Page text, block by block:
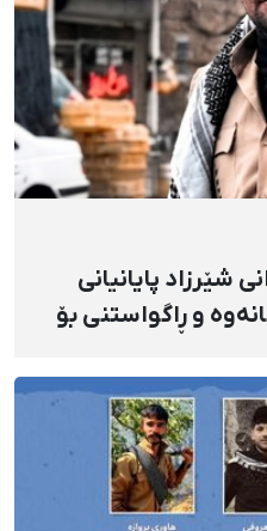
شێرزاد پایانیانی
و ڕاگواستنی بۆ